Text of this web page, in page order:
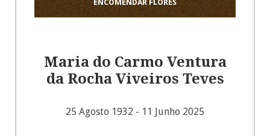
ENCOMENDAR FLORES
Maria do Carmo Ventura
da Rocha Viveiros Teves
25 Agosto 1932 - 11 Junho 2025